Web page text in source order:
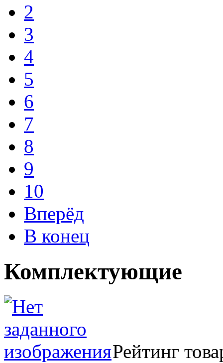
2
3
4
5
6
7
8
9
10
Вперёд
В конец
Комплектующие
Рейтинг